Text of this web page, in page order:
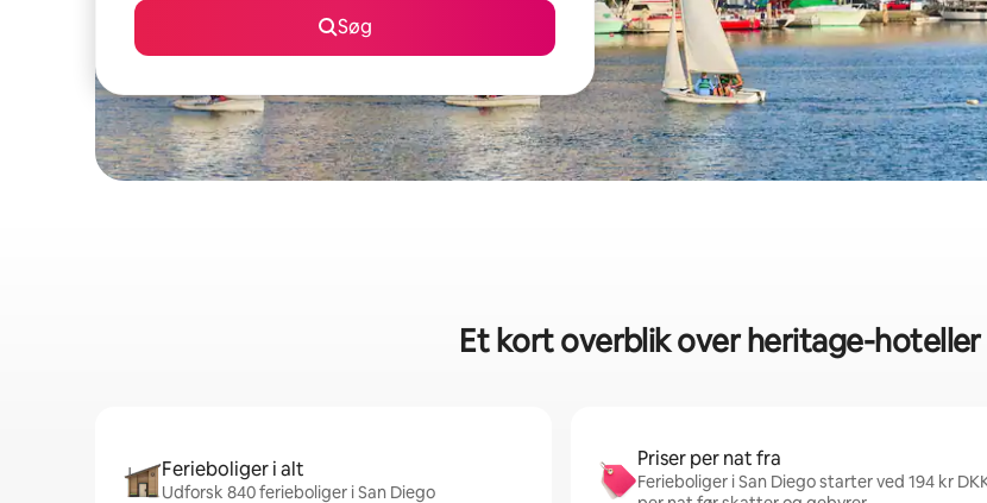
Søg
Et kort overblik over heritage-hoteller
Ferieboliger i alt
Udforsk 840 ferieboliger i San Diego
Priser per nat fra
Ferieboliger i San Diego starter ved 194 kr